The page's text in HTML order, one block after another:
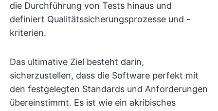
die Durchführung von Tests hinaus und
definiert Qualitätssicherungsprozesse und -
kriterien.
Das ultimative Ziel besteht darin,
sicherzustellen, dass die Software perfekt mit
den festgelegten Standards und Anforderungen
übereinstimmt. Es ist wie ein akribisches